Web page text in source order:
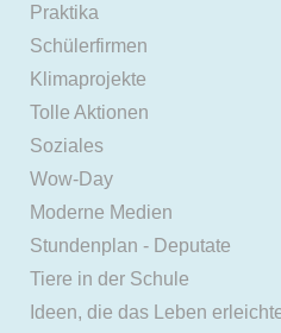
Praktika
Schülerfirmen
Klimaprojekte
Tolle Aktionen
Soziales
Wow-Day
Moderne Medien
Stundenplan - Deputate
Tiere in der Schule
Ideen, die das Leben